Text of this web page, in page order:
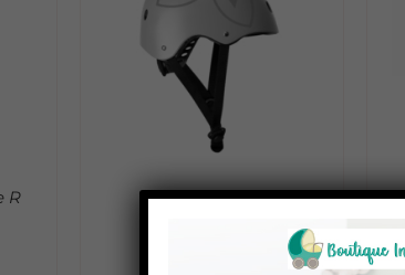
R Casco Munich
ADD TO CART
DETALLES